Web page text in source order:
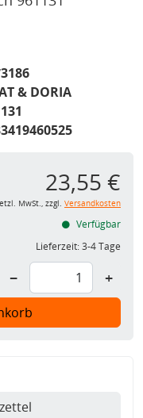
& DORIA
23,55 €
MwSt., zzgl. Versandkosten
Verfügbar
Lieferzeit:3-4 Tage
− +